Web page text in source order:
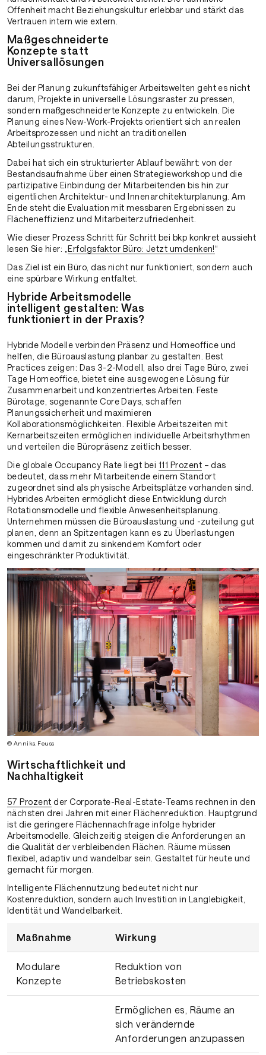
Offenheit macht Beziehungskultur erlebbar und stärkt das
Vertrauen intern wie extern.
Maßgeschneiderte
Konzepte statt
Universallösungen
Bei der Planung zukunftsfähiger Arbeitswelten geht es nicht
darum, Projekte in universelle Lösungsraster zu pressen,
sondern maßgeschneiderte Konzepte zu entwickeln. Die
Planung eines New-Work-Projekts orientiert sich an realen
Arbeitsprozessen und nicht an traditionellen
Abteilungsstrukturen.
Dabei hat sich ein strukturierter Ablauf bewährt: von der
Bestandsaufnahme über einen Strategieworkshop und die
partizipative Einbindung der Mitarbeitenden bis hin zur
eigentlichen Architektur- und Innenarchitekturplanung. Am
Ende steht die Evaluation mit messbaren Ergebnissen zu
Flächeneffizienz und Mitarbeiterzufriedenheit.
Wie dieser Prozess Schritt für Schritt bei bkp konkret aussieht
lesen Sie hier: „Erfolgsfaktor Büro: Jetzt umdenken!“
Das Ziel ist ein Büro, das nicht nur funktioniert, sondern auch
eine spürbare Wirkung entfaltet.
Hybride Arbeitsmodelle
intelligent gestalten: Was
funktioniert in der Praxis?
Hybride Modelle verbinden Präsenz und Homeoffice und
helfen, die Büroauslastung planbar zu gestalten. Best
Practices zeigen: Das 3-2-Modell, also drei Tage Büro, zwei
Tage Homeoffice, bietet eine ausgewogene Lösung für
Zusammenarbeit und konzentriertes Arbeiten. Feste
Bürotage, sogenannte Core Days, schaffen
Planungssicherheit und maximieren
Kollaborationsmöglichkeiten. Flexible Arbeitszeiten mit
Kernarbeitszeiten ermöglichen individuelle Arbeitsrhythmen
und verteilen die Büropräsenz zeitlich besser.
Die globale Occupancy Rate liegt bei 111 Prozent – das
bedeutet, dass mehr Mitarbeitende einem Standort
zugeordnet sind als physische Arbeitsplätze vorhanden sind.
Hybrides Arbeiten ermöglicht diese Entwicklung durch
Rotationsmodelle und flexible Anwesenheitsplanung.
Unternehmen müssen die Büroauslastung und -zuteilung gut
planen, denn an Spitzentagen kann es zu Überlastungen
kommen und damit zu sinkendem Komfort oder
eingeschränkter Produktivität.
© Annika Feuss
Wirtschaftlichkeit und
Nachhaltigkeit
57 Prozent der Corporate-Real-Estate-Teams rechnen in den
nächsten drei Jahren mit einer Flächenreduktion. Hauptgrund
ist die geringere Flächennachfrage infolge hybrider
Arbeitsmodelle. Gleichzeitig steigen die Anforderungen an
die Qualität der verbleibenden Flächen. Räume müssen
flexibel, adaptiv und wandelbar sein. Gestaltet für heute und
gemacht für morgen.
Intelligente Flächennutzung bedeutet nicht nur
Kostenreduktion, sondern auch Investition in Langlebigkeit,
Identität und Wandelbarkeit.
Maßnahme Wirkung
Modulare
Konzepte
Reduktion von
Betriebskosten
Ermöglichen es, Räume an
sich verändernde
Anforderungen anzupassen